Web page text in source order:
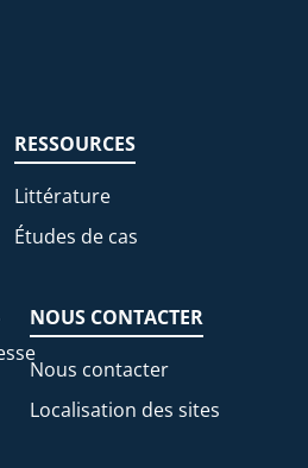
RESSOURCES
Littérature
Études de cas
NOUS CONTACTER
Nous contacter
Localisation des sites